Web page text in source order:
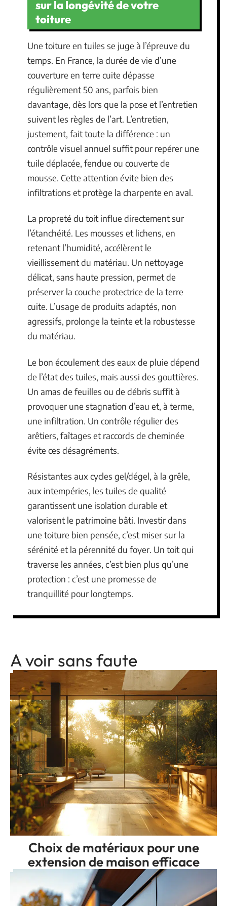
sur la longévité de votre
toiture
Une toiture en tuiles se juge à l’épreuve du
temps. En France, la durée de vie d’une
couverture en terre cuite dépasse
régulièrement 50 ans, parfois bien
davantage, dès lors que la pose et l’entretien
suivent les règles de l’art. L’entretien,
justement, fait toute la différence : un
contrôle visuel annuel suffit pour repérer une
tuile déplacée, fendue ou couverte de
mousse. Cette attention évite bien des
infiltrations et protège la charpente en aval.
La propreté du toit influe directement sur
l’étanchéité. Les mousses et lichens, en
retenant l’humidité, accélèrent le
vieillissement du matériau. Un nettoyage
délicat, sans haute pression, permet de
préserver la couche protectrice de la terre
cuite. L’usage de produits adaptés, non
agressifs, prolonge la teinte et la robustesse
du matériau.
Le bon écoulement des eaux de pluie dépend
de l’état des tuiles, mais aussi des gouttières.
Un amas de feuilles ou de débris suffit à
provoquer une stagnation d’eau et, à terme,
une infiltration. Un contrôle régulier des
arêtiers, faîtages et raccords de cheminée
évite ces désagréments.
Résistantes aux cycles gel/dégel, à la grêle,
aux intempéries, les tuiles de qualité
garantissent une isolation durable et
valorisent le patrimoine bâti. Investir dans
une toiture bien pensée, c’est miser sur la
sérénité et la pérennité du foyer. Un toit qui
traverse les années, c’est bien plus qu’une
protection : c’est une promesse de
tranquillité pour longtemps.
A voir sans faute
Choix de matériaux pour une
extension de maison efficace